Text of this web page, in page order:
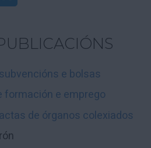
e bolsas
formación e emprego
de órganos colexiados